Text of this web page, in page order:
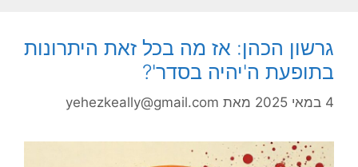
גרשון הכהן: אז מה בכל זאת היתרונות
בתופעת ה'יהיה בסדר'?
4 במאי 2025 מאת yehezkeally@gmail.com